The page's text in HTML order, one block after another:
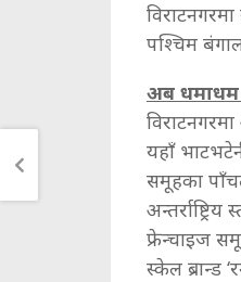
पश्चिम
अब
यहाँ
समूहका
फ्रेन्चाइज
स्केल ब्रान्ड